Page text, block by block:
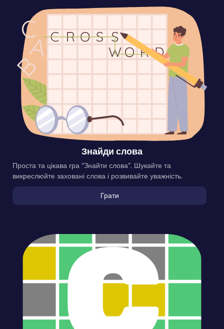
Знайди слова
Проста та цікава гра “Знайти слова”. Шукайте та
викреслюйте заховані слова і розвивайте уважність.
Грати